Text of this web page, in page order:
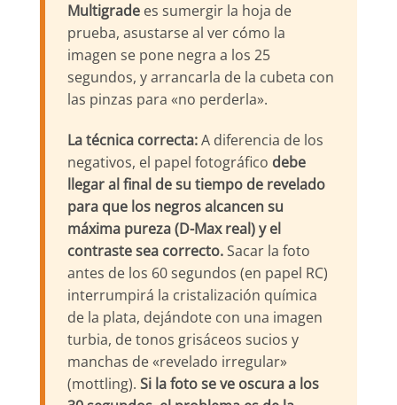
Multigrade es sumergir la hoja de
prueba, asustarse al ver cómo la
imagen se pone negra a los 25
segundos, y arrancarla de la cubeta con
las pinzas para «no perderla».
La técnica correcta:A diferencia de los
negativos, el papel fotográfico debe
llegar al final de su tiempo de revelado
para que los negros alcancen su
máxima pureza (D-Max real) y el
contraste sea correcto.Sacar la foto
antes de los 60 segundos (en papel RC)
interrumpirá la cristalización química
de la plata, dejándote con una imagen
turbia, de tonos grisáceos sucios y
manchas de «revelado irregular»
(mottling). Si la foto se ve oscura a los